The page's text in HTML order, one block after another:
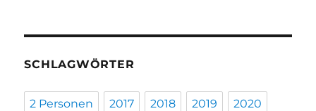
SCHLAGWÖRTER
2 Personen 2017 2018 2019 2020